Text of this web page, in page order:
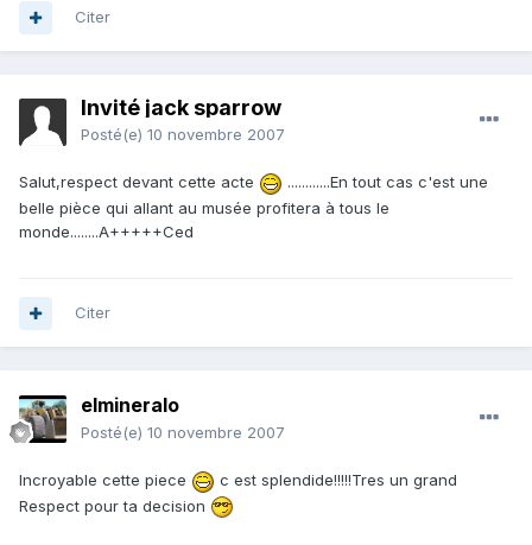
Citer
Invité jack sparrow
Posté(e) 10 novembre 2007
Salut,respect devant cette acte
............En tout cas c'est une
belle pièce qui allant au musée profitera à tous le
monde........A+++++Ced
Citer
elmineralo
Posté(e) 10 novembre 2007
Incroyable cette piece
c est splendide!!!!!Tres un grand
Respect pour ta decision